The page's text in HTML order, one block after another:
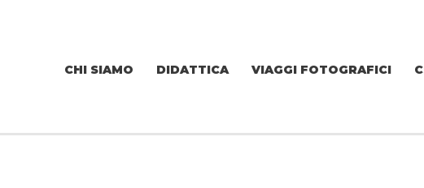
CHI SIAMO DIDATTICA VIAGGI FOTOGRAFICI